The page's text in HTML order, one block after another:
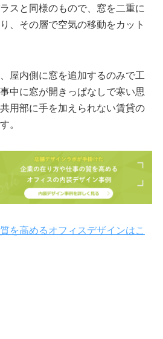
スと同様のもので、窓を二重に
、その層で空気の移動をカット
屋内側に窓を追加するのみで工
中に窓が開きっぱなしで寒い思
用部に手を加えられない賃貸の
。
を高めるオフィスデザインはこ